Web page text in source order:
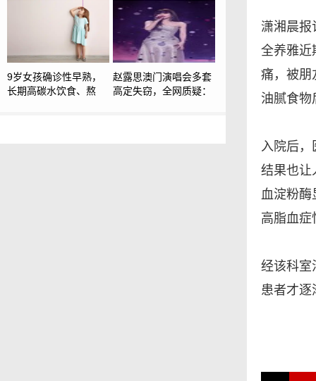
9岁女孩确诊性早熟，
长期高碳水饮食、熬
赵露思澳门演唱会多套
高定失窃，全网质疑：
潇湘晨报
全养雅近
痛，被朋
油腻食物
入院后，
结果也让
血淀粉酶
高脂血症
经该科室
患者才逐